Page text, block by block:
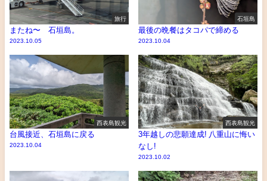
旅行
またね〜 石垣島。
2023.10.05
石垣島
最後の晩餐はタコパで締める
2023.10.04
西表島観光
台風接近、石垣島に戻る
2023.10.04
西表島観光
3年越しの悲願達成! 八重山に悔い
なし!
2023.10.02